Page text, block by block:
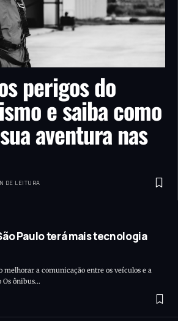
perigos do
e saiba como
aventura nas
DE LEITURA
Paulo terá mais tecnologia
melhorar a comunicação entre os veículos e a
Os ônibus…